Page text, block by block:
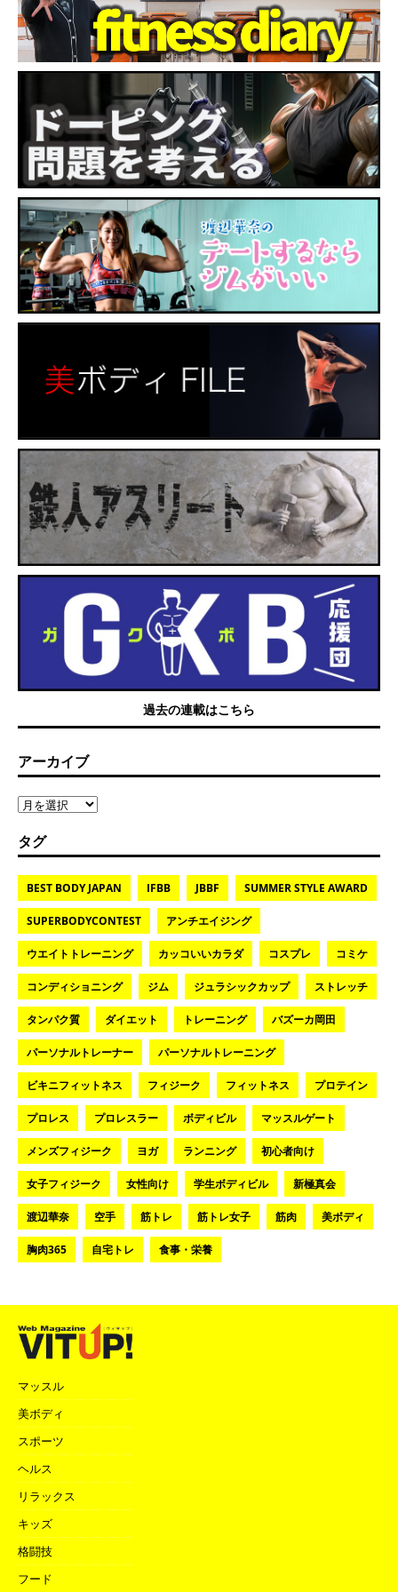
過去の連載はこちら
アーカイブ
タグ
BEST BODY JAPAN IFBB JBBF SUMMER STYLE AWARD
SUPERBODYCONTEST アンチエイジング
ウエイトトレーニング カッコいいカラダ コスプレ コミケ
コンディショニング ジム ジュラシックカップ ストレッチ
タンパク質 ダイエット トレーニング バズーカ岡田
パーソナルトレーナー パーソナルトレーニング
ビキニフィットネス フィジーク フィットネス プロテイン
プロレス プロレスラー ボディビル マッスルゲート
メンズフィジーク ヨガ ランニング 初心者向け
女子フィジーク 女性向け 学生ボディビル 新極真会
渡辺華奈 空手 筋トレ 筋トレ女子 筋肉 美ボディ
胸肉365 自宅トレ 食事・栄養
マッスル
美ボディ
スポーツ
ヘルス
リラックス
キッズ
格闘技
フード